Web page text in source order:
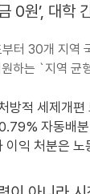
0원’, 대학
터 30개 지역
하는 `지역 균
는 약 2천억 원이
방적 세제개편
제가 필요하다
자동배분
할 재정개혁이
분은 노동쟁의